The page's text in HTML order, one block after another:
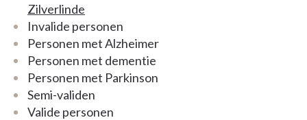
Zilverlinde
Invalide personen
Personen met Alzheimer
Personen met dementie
Personen met Parkinson
Semi-validen
Valide personen